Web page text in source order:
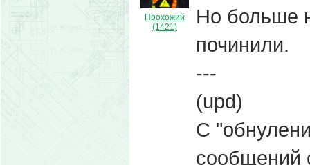
Прохожий
(1421)
Но больше
починили.
---
(upd)
С
сообщений